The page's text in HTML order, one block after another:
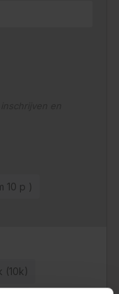
10 p )
(10k)